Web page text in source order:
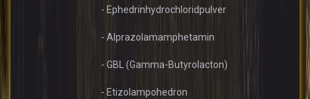
- Ephedrinhydrochloridpulver
- Alprazolamamphetamin
- GBL (Gamma-Butyrolacton)
- Etizolampohedron